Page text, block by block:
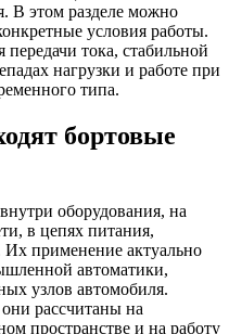
В этом разделе можно
условия работы.
тока, стабильной
нагрузки и работе при
типа.
бортовые
оборудования, на
в цепях питания,
Их применение актуально
автоматики,
узлов автомобиля.
рассчитаны на
пространстве и на работу